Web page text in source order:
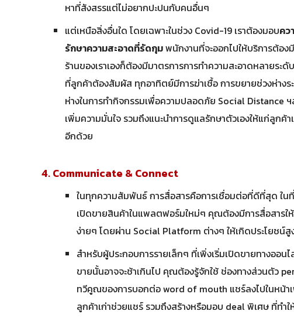
หาที่สังสรรแต่ไม่อยากปะปนกับคนอื่นๆ
แต่เหนือสิ่งอื่นใด โดยเฉพาะในช่วง Covid-19 เราต้องมอบคว
รักษาความสะอาดที่รัดกุมพนักงานที่จะออกไปให้บริการต้อง
ร้านของเราเองก็ต้องมีมาตรการการทำความสะอาดหลายร
ที่ลูกค้าต้องสัมผัส ทุกอาทิตย์มีการฆ่าเชื้อ การขยายช่วงห่างระ
ห่างในการทำกิจกรรมเพื่อความปลอดภัย Social Distance
เพิ่มความมั่นใจ รวมถึงแนะนำการดูแลรักษาตัวเองให้แก่ลูกค้
อีกด้วย
4. Communicate & Connect
ในทุกความสัมพันธ์ การสื่อสารคือการเชื่อมต่อที่ดีที่สุด ใน
เปิดขายสินค้าในแพลตฟอร์มใหม่ๆ คุณต้องมีการสื่อสาร
ง่ายๆ โดยผ่าน Social Platform ต่างๆ ให้เกิดประโยชน์สู
สำหรับผู้ประกอบการรายเล็กๆ ที่เพิ่งเริ่มเปิดขายทางออ
ขายนั้นอาจจะช้าเกินไป คุณต้องรู้จักใช้ ช่องทางส่วนตัว
ทวีคูณของการบอกต่อ word of mouth แชร์ลงไปในหน้า
ลูกค้าเก่าช่วยแชร์ รวมถึงสร้างหรือมอบ deal พิเศษ ที่ทำใ